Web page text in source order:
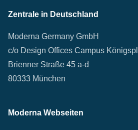
Zentrale in Deutschland
Moderna Germany GmbH
c/o Design Offices Campus
Brienner Straße 45 a-d
80333 München
Moderna Webseiten